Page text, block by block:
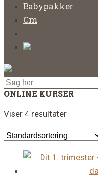
Babypakker
Om
ONLINE KURSER
Viser 4 resultater